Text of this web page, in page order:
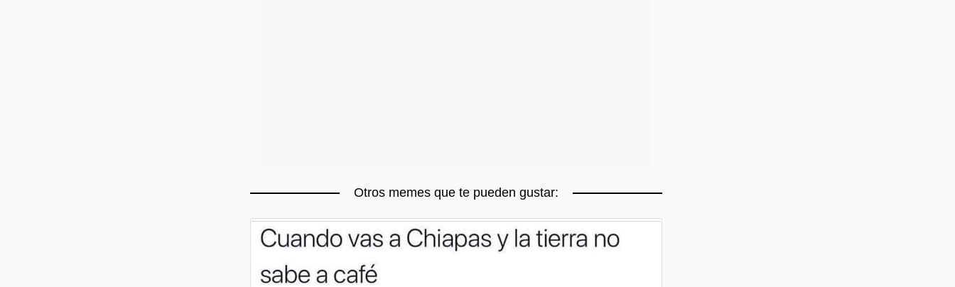
Otros memes que te pueden gustar: